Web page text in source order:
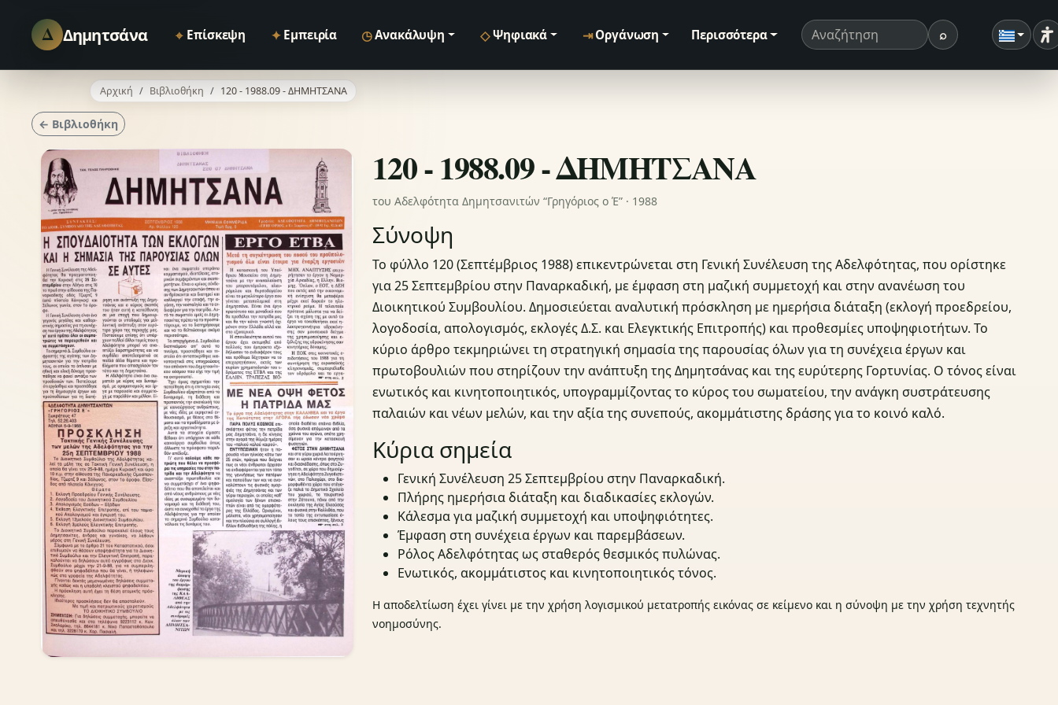
Δ Δημητσάνα ⌖ Επίσκεψη ✦ Εμπειρία ◷Ανακάλυψη ◇ Ψηφιακά ⇥ Οργάνωση Περισσότερα Όρος αναζήτησης ⌕Αναζήτηση
Αρχική Βιβλιοθήκη 120 - 1988.09 - ΔΗΜΗΤΣΑΝΑ
← Βιβλιοθήκη
120 - 1988.09 - ΔΗΜΗΤΣΑΝΑ
του Αδελφότητα Δημητσανιτών “Γρηγόριος ο Έ” · 1988
Σύνοψη
Το φύλλο 120 (Σεπτέμβριος 1988) επικεντρώνεται στη Γενική Συνέλευση της Αδελφότητας, που ορίστηκε
για 25 Σεπτεμβρίου στην Παναρκαδική, με έμφαση στη μαζική συμμετοχή και στην ανανέωση του
Διοικητικού Συμβουλίου. Δημοσιεύεται αναλυτική πρόσκληση με ημερήσια διάταξη (εκλογή προεδρείου,
λογοδοσία, απολογισμός, εκλογές Δ.Σ. και Ελεγκτικής Επιτροπής) και προθεσμίες υποψηφιοτήτων. Το
κύριο άρθρο τεκμηριώνει τη στρατηγική σημασία της παρουσίας όλων για τη συνέχεια έργων και
πρωτοβουλιών που στηρίζουν την ανάπτυξη της Δημητσάνας και της ευρύτερης Γορτυνίας. Ο τόνος είναι
ενωτικός και κινητοποιητικός, υπογραμμίζοντας το κύρος του σωματείου, την ανάγκη συστράτευσης
παλαιών και νέων μελών, και την αξία της συνεπούς, ακομμάτιστης δράσης για το κοινό καλό.
Κύρια σημεία
Γενική Συνέλευση 25 Σεπτεμβρίου στην Παναρκαδική.
Πλήρης ημερήσια διάταξη και διαδικασίες εκλογών.
Κάλεσμα για μαζική συμμετοχή και υποψηφιότητες.
Έμφαση στη συνέχεια έργων και παρεμβάσεων.
Ρόλος Αδελφότητας ως σταθερός θεσμικός πυλώνας.
Ενωτικός, ακομμάτιστος και κινητοποιητικός τόνος.
Η αποδελτίωση έχει γίνει με την χρήση λογισμικού μετατροπής εικόνας σε κείμενο και η σύνοψη με την χρήση τεχνητής
νοημοσύνης.